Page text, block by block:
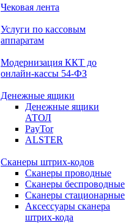
Чековая лента
Услуги по кассовым
аппаратам
Модернизация ККТ до
онлайн-кассы 54-ФЗ
Денежные ящики
Денежные ящики
АТОЛ
PayTor
ALSTER
Сканеры штрих-кодов
Сканеры проводные
Сканеры беспроводные
Сканеры стационарные
Аксессуары сканера
штрих-кода